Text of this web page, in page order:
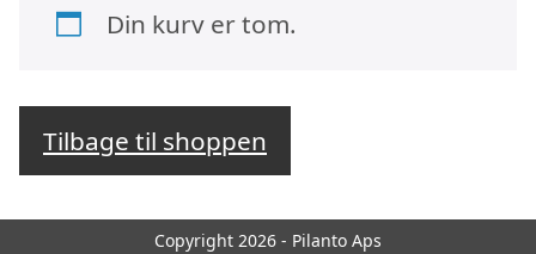
Din kurv er tom.
Tilbage til shoppen
Copyright 2026 - Pilanto Aps